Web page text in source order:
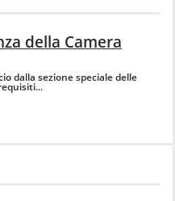
della Camera
dalla sezione speciale delle